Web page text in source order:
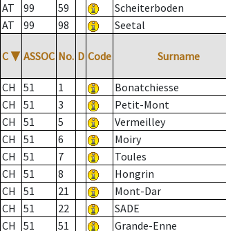
AT
99 59 Scheiterboden
AT
99 98 Seetal
C ▼ ASSOC No. D Code Surname
CH
51 1 Bonatchiesse
CH
51 3 Petit-Mont
CH
51 5 Vermeilley
CH
51 6 Moiry
CH
51 7 Toules
CH
51 8 Hongrin
CH
51 21 Mont-Dar
CH
51 22 SADE
CH
51 51 Grande-Enne